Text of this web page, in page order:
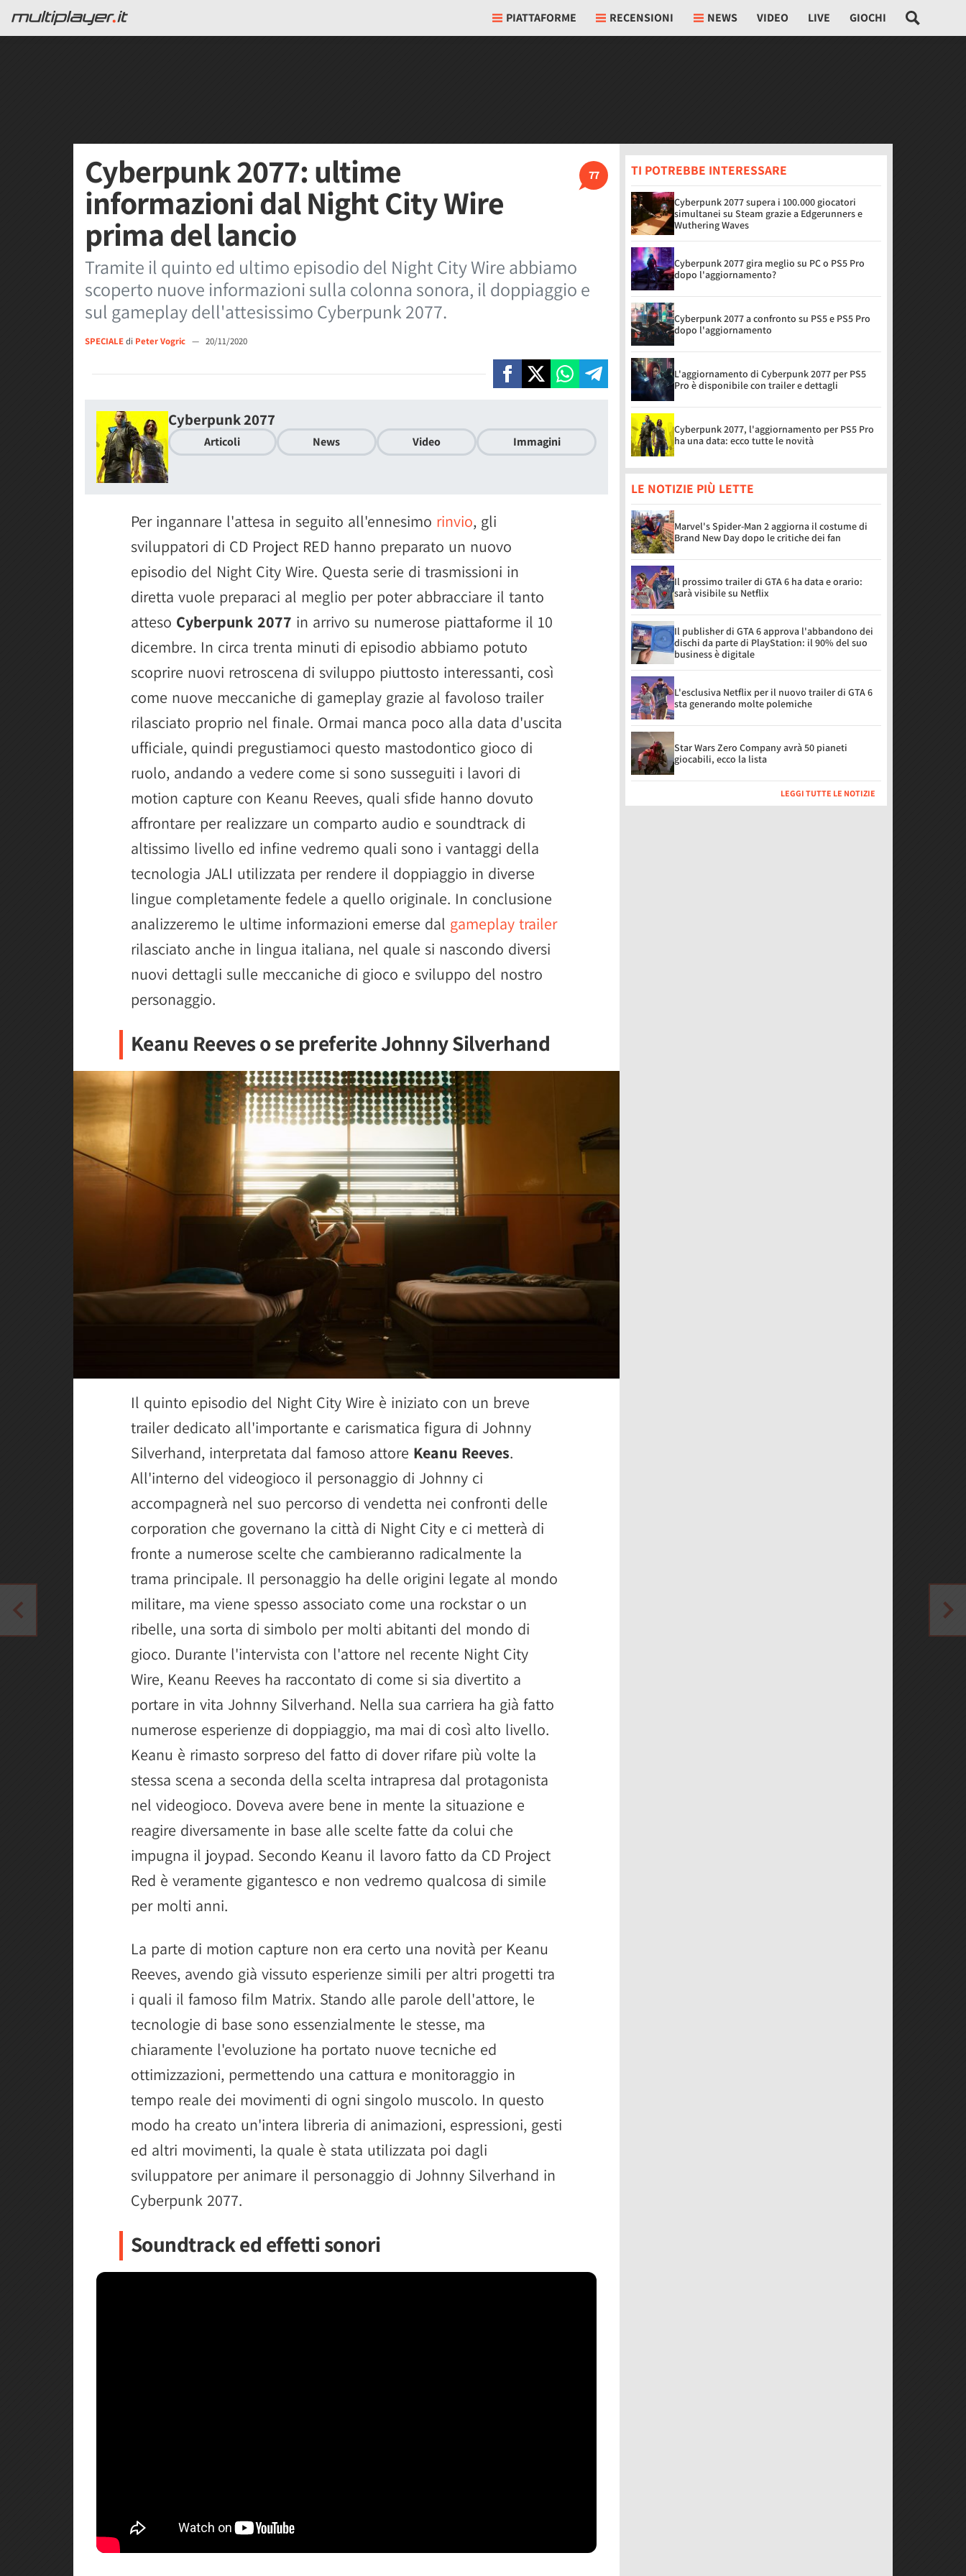
PIATTAFORME RECENSIONI NEWS VIDEO LIVE GIOCHI
77
Cyberpunk 2077: ultime
informazioni dal Night City Wire
prima del lancio
Tramite il quinto ed ultimo episodio del Night City Wire abbiamo
scoperto nuove informazioni sulla colonna sonora, il doppiaggio e
sul gameplay dell'attesissimo Cyberpunk 2077.
SPECIALEdi Peter Vogric — 20/11/2020
Cyberpunk 2077
Articoli News Video Immagini
Per ingannare l'attesa in seguito all'ennesimo rinvio, gli
sviluppatori di CD Project RED hanno preparato un nuovo
episodio del Night City Wire. Questa serie di trasmissioni in
diretta vuole preparaci al meglio per poter abbracciare il tanto
atteso Cyberpunk 2077 in arrivo su numerose piattaforme il 10
dicembre. In circa trenta minuti di episodio abbiamo potuto
scoprire nuovi retroscena di sviluppo piuttosto interessanti, così
come nuove meccaniche di gameplay grazie al favoloso trailer
rilasciato proprio nel finale. Ormai manca poco alla data d'uscita
ufficiale, quindi pregustiamoci questo mastodontico gioco di
ruolo, andando a vedere come si sono susseguiti i lavori di
motion capture con Keanu Reeves, quali sfide hanno dovuto
affrontare per realizzare un comparto audio e soundtrack di
altissimo livello ed infine vedremo quali sono i vantaggi della
tecnologia JALI utilizzata per rendere il doppiaggio in diverse
lingue completamente fedele a quello originale. In conclusione
analizzeremo le ultime informazioni emerse dal gameplay trailer
rilasciato anche in lingua italiana, nel quale si nascondo diversi
nuovi dettagli sulle meccaniche di gioco e sviluppo del nostro
personaggio.
Keanu Reeves o se preferite Johnny Silverhand
Il quinto episodio del Night City Wire è iniziato con un breve
trailer dedicato all'importante e carismatica figura di Johnny
Silverhand, interpretata dal famoso attore Keanu Reeves.
All'interno del videogioco il personaggio di Johnny ci
accompagnerà nel suo percorso di vendetta nei confronti delle
corporation che governano la città di Night City e ci metterà di
fronte a numerose scelte che cambieranno radicalmente la
trama principale. Il personaggio ha delle origini legate al mondo
militare, ma viene spesso associato come una rockstar o un
ribelle, una sorta di simbolo per molti abitanti del mondo di
gioco. Durante l'intervista con l'attore nel recente Night City
Wire, Keanu Reeves ha raccontato di come si sia divertito a
portare in vita Johnny Silverhand. Nella sua carriera ha già fatto
numerose esperienze di doppiaggio, ma mai di così alto livello.
Keanu è rimasto sorpreso del fatto di dover rifare più volte la
stessa scena a seconda della scelta intrapresa dal protagonista
nel videogioco. Doveva avere bene in mente la situazione e
reagire diversamente in base alle scelte fatte da colui che
impugna il joypad. Secondo Keanu il lavoro fatto da CD Project
Red è veramente gigantesco e non vedremo qualcosa di simile
per molti anni.
La parte di motion capture non era certo una novità per Keanu
Reeves, avendo già vissuto esperienze simili per altri progetti tra
i quali il famoso film Matrix. Stando alle parole dell'attore, le
tecnologie di base sono essenzialmente le stesse, ma
chiaramente l'evoluzione ha portato nuove tecniche ed
ottimizzazioni, permettendo una cattura e monitoraggio in
tempo reale dei movimenti di ogni singolo muscolo. In questo
modo ha creato un'intera libreria di animazioni, espressioni, gesti
ed altri movimenti, la quale è stata utilizzata poi dagli
sviluppatore per animare il personaggio di Johnny Silverhand in
Cyberpunk 2077.
Soundtrack ed effetti sonori
TI POTREBBE INTERESSARE
Cyberpunk 2077 supera i 100.000 giocatori
simultanei su Steam grazie a Edgerunners e
Wuthering Waves
Cyberpunk 2077 gira meglio su PC o PS5 Pro
dopo l'aggiornamento?
Cyberpunk 2077 a confronto su PS5 e PS5 Pro
dopo l'aggiornamento
L'aggiornamento di Cyberpunk 2077 per PS5
Pro è disponibile con trailer e dettagli
Cyberpunk 2077, l'aggiornamento per PS5 Pro
ha una data: ecco tutte le novità
LE NOTIZIE PIÙ LETTE
Marvel's Spider-Man 2 aggiorna il costume di
Brand New Day dopo le critiche dei fan
Il prossimo trailer di GTA 6 ha data e orario:
sarà visibile su Netflix
Il publisher di GTA 6 approva l'abbandono dei
dischi da parte di PlayStation: il 90% del suo
business è digitale
L'esclusiva Netflix per il nuovo trailer di GTA 6
sta generando molte polemiche
Star Wars Zero Company avrà 50 pianeti
giocabili, ecco la lista
LEGGI TUTTE LE NOTIZIE